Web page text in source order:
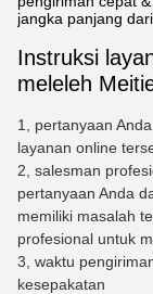
jangka panjang
Instruksi
meleleh
1, pertanyaan
layanan online
2, salesman
pertanyaan Anda
memiliki masalah
profesional untuk
3, waktu
kesepakatan